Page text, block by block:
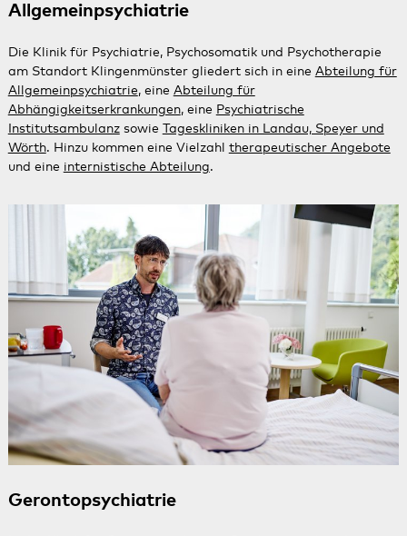
Allgemeinpsychiatrie
Die Klinik für Psychiatrie, Psychosomatik und Psychotherapie
am Standort Klingenmünster gliedert sich in eine Abteilung für
Allgemeinpsychiatrie, eine Abteilung für
Abhängigkeitserkrankungen, eine Psychiatrische
Institutsambulanzsowie Tageskliniken in Landau, Speyer und
Wörth. Hinzu kommen eine Vielzahl therapeutischer Angebote
und eine internistische Abteilung.
Gerontopsychiatrie